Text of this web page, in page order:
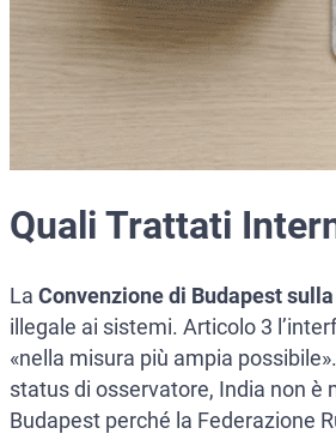
Quali Trattati
La Convenzione di Budapest
illegale ai sistemi. Articolo 3
«nella misura più ampia
status di osservatore, India non
Budapest perché la Federazione